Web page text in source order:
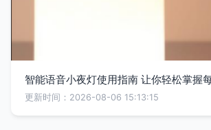
智能语音小夜灯使用指南 让你轻松掌握
更新时间：2026-08-06 15:13:15